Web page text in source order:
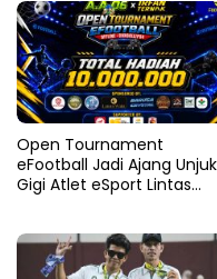
Open Tournament
eFootball Jadi Ajang Unjuk
Gigi Atlet eSport Lintas